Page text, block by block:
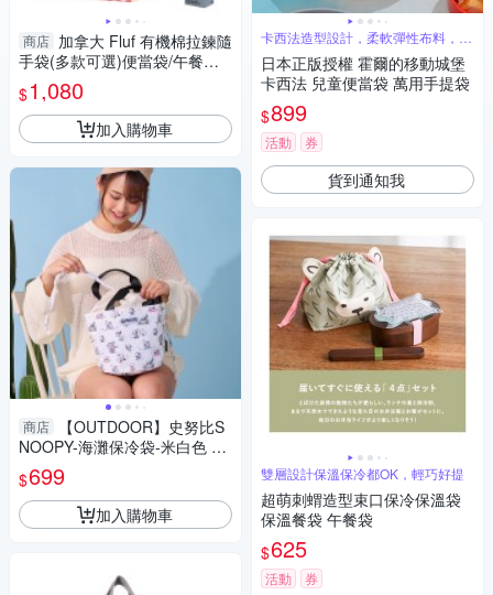
商店 加拿大 Fluf 有機棉拉鍊隨
手袋(多款可選)便當袋/午餐袋/
野餐袋
$1,080
加入購物車
商店
【OUTDOOR】史努比S
NOOPY-海灘保冷袋-米白色 O
DP23U12BG
$699
加入購物車
卡西法造型設計，柔軟彈性布料，拉
鍊設計
日本正版授權 霍爾的移動城堡
卡西法 兒童便當袋 萬用手提袋
$899
活動 券
貨到通知我
雙層設計保溫保冷都OK，輕巧好提
超萌刺蝟造型束口保冷保溫袋
保溫餐袋 午餐袋
$625
活動 券